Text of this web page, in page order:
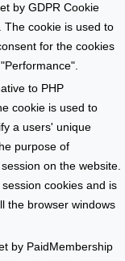
by GDPR Cookie
The cookie is used to
for the cookies
to PHP
cookie is used to
a users' unique
purpose of
on the website.
cookies and is
the browser windows
by PaidMembership